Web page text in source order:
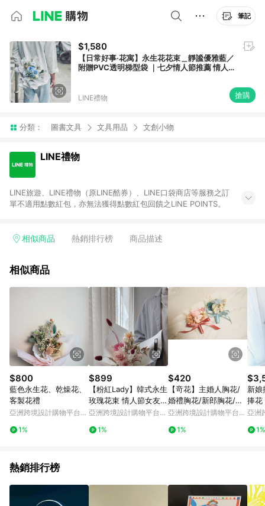
筆記
$1,580
【日常好事‧花寓】永生花花束＿靜謐優雅藍／
附贈PVC透明梯型袋 ｜七夕情人節推薦 情人
LINE禮物 搶購
分類： 圖書文具 文具用品 文創小物
LINE禮物
LINE旅遊、LINE禮物（原LINE酷券）、LINE口袋商店等服務之訂
單不適用點數紅包，亦無法獲得點數紅包回饋之LINE POINTS。
相似商品 熱銷排行榜 商品描述
相似商品
$800
藍色永生花、乾燥花、
客製花禮
亞洲跨境設計購物平台
1%
$899
【粉紅Lady】韓式永生
玫瑰花束 情人節女友母
親節女神節畢業七夕
亞洲跨境設計購物平台
1%
$420
【竒花】主婚人胸花/
婚禮胸花/新郎胸花/伴
郎胸花/招待胸花
亞洲跨境設計購物平台
1%
新娘
捧花
花/
亞洲
1%
熱銷排行榜